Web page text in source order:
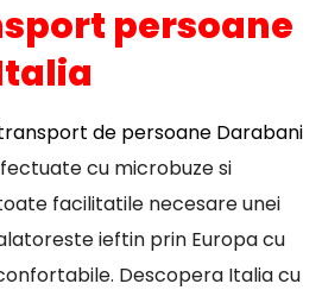
persoane
de persoane Darabani
cu microbuze si
facilitatile necesare unei
ieftin prin Europa cu
Descopera Italia cu